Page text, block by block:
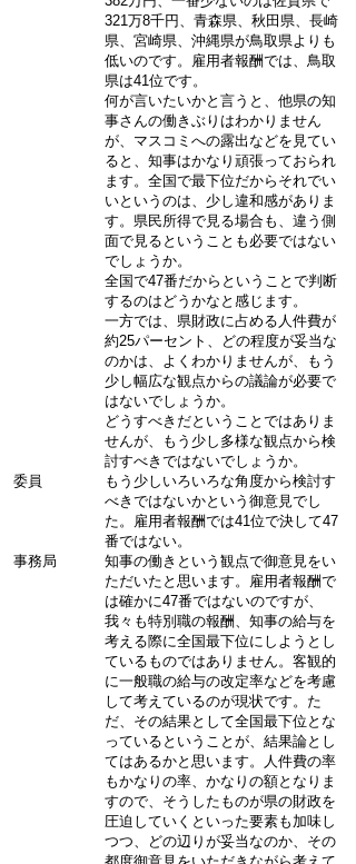
321万8千円、青森県、秋田県、長崎
県、宮崎県、沖縄県が鳥取県よりも
低いのです。雇用者報酬では、鳥取
県は41位です。
何が言いたいかと言うと、他県の知
事さんの働きぶりはわかりません
が、マスコミへの露出などを見てい
ると、知事はかなり頑張っておられ
ます。全国で最下位だからそれでい
いというのは、少し違和感がありま
す。県民所得で見る場合も、違う側
面で見るということも必要ではない
でしょうか。
全国で47番だからということで判断
するのはどうかなと感じます。
一方では、県財政に占める人件費が
約25パーセント、どの程度が妥当な
のかは、よくわかりませんが、もう
少し幅広な観点からの議論が必要で
はないでしょうか。
どうすべきだということではありま
せんが、もう少し多様な観点から検
討すべきではないでしょうか。
委員
もう少しいろいろな角度から検討す
べきではないかという御意見でし
た。雇用者報酬では41位で決して47
番ではない。
事務局
知事の働きという観点で御意見をい
ただいたと思います。雇用者報酬で
は確かに47番ではないのですが、
我々も特別職の報酬、知事の給与を
考える際に全国最下位にしようとし
ているものではありません。客観的
に一般職の給与の改定率などを考慮
して考えているのが現状です。た
だ、その結果として全国最下位とな
っているということが、結果論とし
てはあるかと思います。人件費の率
もかなりの率、かなりの額となりま
すので、そうしたものが県の財政を
圧迫していくといった要素も加味し
つつ、どの辺りが妥当なのか、その